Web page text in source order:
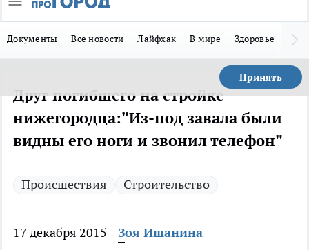
Документы Все новости Лайфхак В мире Здоровье
Принять
Друг погибшего на стройке
нижегородца:"Из-под завала были
видны его ноги и звонил телефон"
Происшествия Строительство
17 декабря 2015
Зоя Ишанина